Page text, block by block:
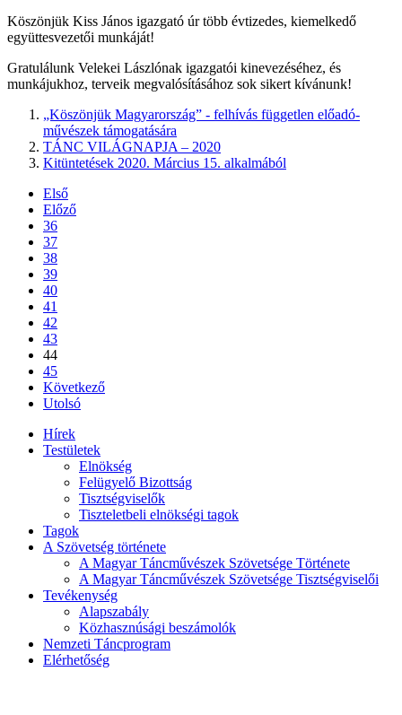
Köszönjük Kiss János igazgató úr több évtizedes, kiemelkedő
együttesvezetői munkáját!
Gratulálunk Velekei Lászlónak igazgatói kinevezéséhez, és
munkájukhoz, terveik megvalósításához sok sikert kívánunk!
„Köszönjük Magyarország” - felhívás független előadó-
művészek támogatására
TÁNC VILÁGNAPJA – 2020
Kitüntetések 2020. Március 15. alkalmából
Első
Előző
36
37
38
39
40
41
42
43
44
45
Következő
Utolsó
Hírek
Testületek
Elnökség
Felügyelő Bizottság
Tisztségviselők
Tiszteletbeli elnökségi tagok
Tagok
A Szövetség története
A Magyar Táncművészek Szövetsége Története
A Magyar Táncművészek Szövetsége Tisztségviselői
Tevékenység
Alapszabály
Közhasznúsági beszámolók
Nemzeti Táncprogram
Elérhetőség